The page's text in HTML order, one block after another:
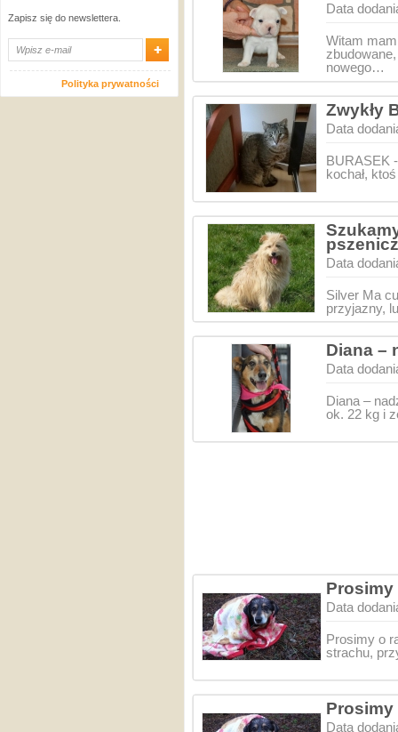
Zapisz się do newslettera.
Polityka prywatności
Data
Witam
nowego…
Zwykły
Data
BURASEK
kochał,
Data
Silver Ma
przyjazny,
Diana –
Data
Diana –
ok. 22 kg i
Prosimy
Data
Prosimy o
strachu,
Prosimy
Data